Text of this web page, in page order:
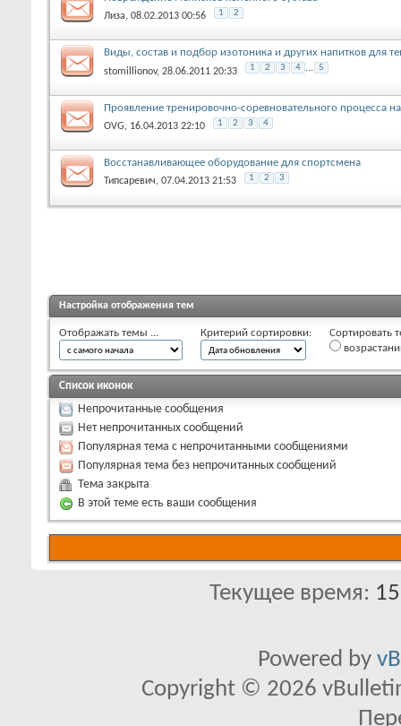
Лиза, 08.02.2013 00:56 1 2
Виды, состав и подбор изотоника и других напитков для
stomillionov, 28.06.2011 20:33 1 2 3 4 ... 5
Проявление тренировочно-соревновательного процесса
OVG, 16.04.2013 22:10 1 2 3 4
Восстанавливающее оборудование для спортсмена
Типсаревич, 07.04.2013 21:53 1 2 3
Настройка отображения тем
Отображать темы ... Критерий сортировки:
Сортировать
Список иконок
Непрочитанные сообщения
Нет непрочитанных сообщений
Популярная тема с непрочитанными сообщениями
Популярная тема без непрочитанных сообщений
Тема закрыта
В этой теме есть ваши сообщения
Текущее время:
Powered by
Copyright © 2026